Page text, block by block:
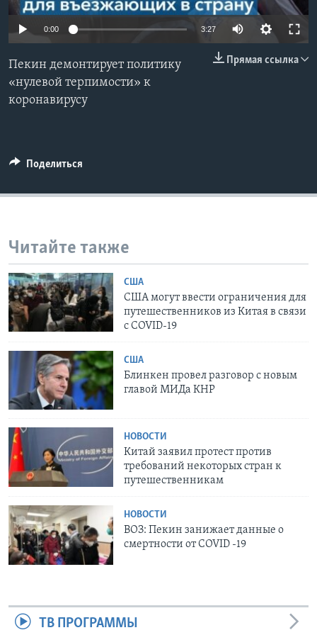
Learning English
СОЦИАЛЬНЫЕ СЕТИ
0:00 3:27
Прямая ссылка
Пекин демонтирует политику
«нулевой терпимости» к
коронавирусу
Поделиться
Читайте также
США
США могут ввести ограничения для
путешественников из Китая в связи
с COVID-19
США
Блинкен провел разговор с новым
главой МИДа КНР
НОВОСТИ
Китай заявил протест против
требований некоторых стран к
путешественникам
НОВОСТИ
ВОЗ: Пекин занижает данные о
смертности от COVID -19
ТВ ПРОГРАММЫ